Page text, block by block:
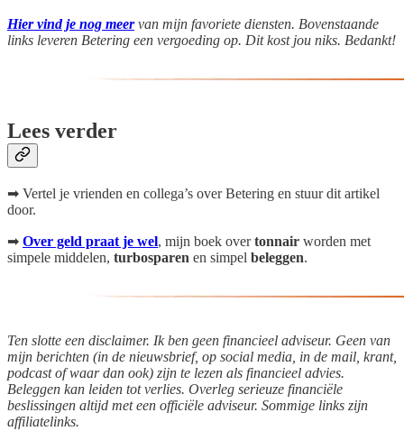
Hier vind je nog meervan mijn favoriete diensten. Bovenstaande
links leveren Betering een vergoeding op. Dit kost jou niks. Bedankt!
Lees verder
➡ Vertel je vrienden en collega’s over Betering en stuur dit artikel
door.
➡ Over geld praat je wel, mijn boek overtonnair worden met
simpele middelen, turbosparen en simpel beleggen.
Ten slotte een disclaimer. Ik ben geen financieel adviseur. Geen van
mijn berichten (in de nieuwsbrief, op social media, in de mail, krant,
podcast of waar dan ook) zijn te lezen als financieel advies.
Beleggen kan leiden tot verlies. Overleg serieuze financiële
beslissingen altijd met een officiële adviseur. Sommige links zijn
affiliatelinks.